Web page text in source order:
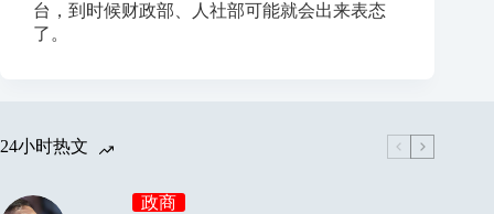
台，到时候财政部、人社部可能就会出来表态
了。
24小时热文
政商